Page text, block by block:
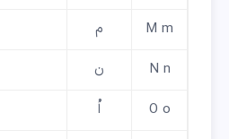
M m
م
N n
ن
O o
اُ